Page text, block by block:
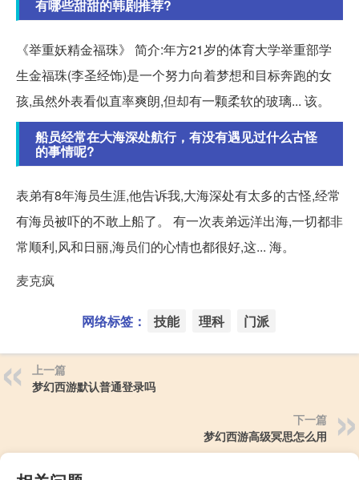
有哪些甜甜的韩剧推荐?
《举重妖精金福珠》 简介:年方21岁的体育大学举重部学
生金福珠(李圣经饰)是一个努力向着梦想和目标奔跑的女
孩,虽然外表看似直率爽朗,但却有一颗柔软的玻璃... 该。
船员经常在大海深处航行，有没有遇见过什么古怪
的事情呢?
表弟有8年海员生涯,他告诉我,大海深处有太多的古怪,经常
有海员被吓的不敢上船了。 有一次表弟远洋出海,一切都非
常顺利,风和日丽,海员们的心情也都很好,这... 海。
麦克疯
网络标签： 技能 理科 门派
上一篇
梦幻西游默认普通登录吗
下一篇
梦幻西游高级冥思怎么用